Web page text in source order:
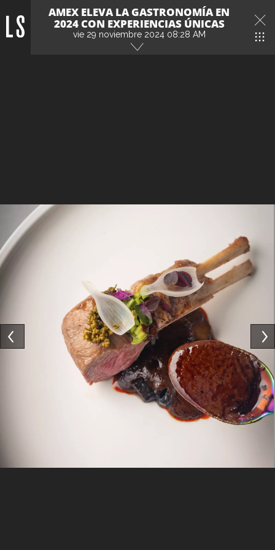
AMEX ELEVA LA GASTRONOMÍA EN
2024 CON EXPERIENCIAS ÚNICAS
vie 29 noviembre 2024 08:28 AM